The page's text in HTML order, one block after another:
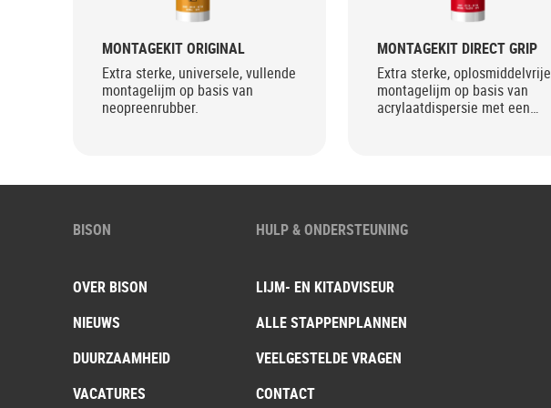
MONTAGEKIT ORIGINAL
Extra sterke, universele, vullende
montagelijm op basis van
neopreenrubber.
MONTAGEKIT DIRECT GRIP
Extra sterke, oplosmiddelvrije
montagelijm op basis van
acrylaatdispersie met een
BISON
OVER BISON
NIEUWS
DUURZAAMHEID
VACATURES
HULP & ONDERSTEUNING
LIJM- EN KITADVISEUR
ALLE STAPPENPLANNEN
VEELGESTELDE VRAGEN
CONTACT